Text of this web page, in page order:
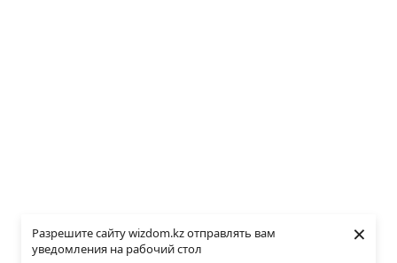
Разрешите сайту wizdom.kz отправлять вам
уведомления на рабочий стол
×